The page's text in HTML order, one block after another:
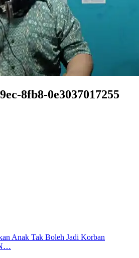
8fb8-0e3037017255
Anak Tak Boleh Jadi Korban